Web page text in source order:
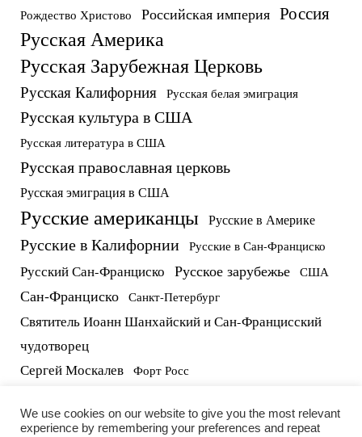
Рождество Христово Российская империя Россия
Русская Америка
Русская Зарубежная Церковь
Русская Калифорния Русская белая эмиграция
Русская культура в США
Русская литература в США
Русская православная церковь
Русская эмиграция в США
Русские американцы Русские в Америке
Русские в Калифорнии Русские в Сан-Франциско
Русский Сан-Франциско Русское зарубежье США
Сан-Франциско Санкт-Петербург
Святитель Иоанн Шанхайский и Сан-Францисский
чудотворец
Сергей Москалев Форт Росс
We use cookies on our website to give you the most relevant
experience by remembering your preferences and repeat